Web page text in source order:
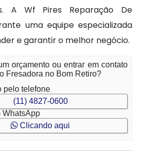
A Wf Pires Reparação De
uma equipe especializada
e garantir o melhor negócio.
orçamento ou entrar em contato
Fresadora no Bom Retiro?
pelo telefone
(11) 4827-0600
WhatsApp
Clicando aqui